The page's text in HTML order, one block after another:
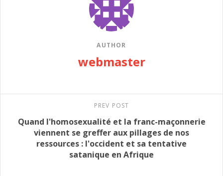
AUTHOR
webmaster
PREV POST
Quand l'homosexualité et la franc-maçonnerie
viennent se greffer aux pillages de nos
ressources : l'occident et sa tentative
satanique en Afrique